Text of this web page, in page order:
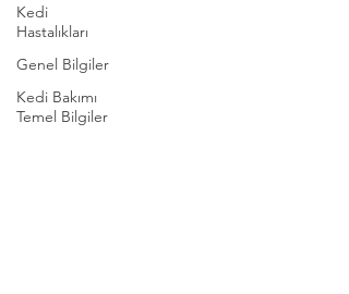
Kedi
Hastalıkları
Genel Bilgiler
Kedi Bakımı
Temel Bilgiler